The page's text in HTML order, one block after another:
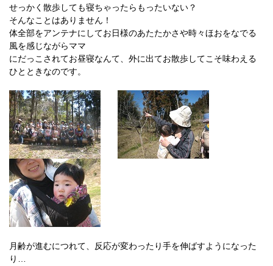
せっかく散歩しても寝ちゃったらもったいない？
そんなことはありません！
体全部をアンテナにしてお日様のあたたかさや時々ほおをなでる
風を感じながらママ
にだっこされてお昼寝なんて、外に出てお散歩してこそ味わえる
ひとときなのです。
月齢が進むにつれて、反応が変わったり手を伸ばすようになった
り…